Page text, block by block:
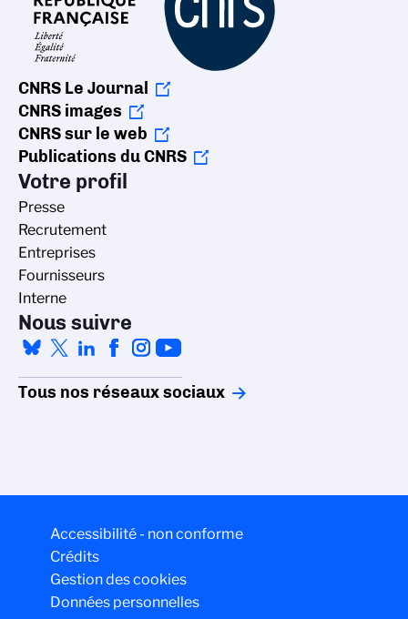
CNRS Le Journal
CNRS images
CNRS sur le web
Publications du CNRS
Votre profil
Presse
Recrutement
Entreprises
Fournisseurs
Interne
Nous suivre
Tous nos réseaux sociaux
Accessibilité - non conforme
Crédits
Gestion des cookies
Données personnelles